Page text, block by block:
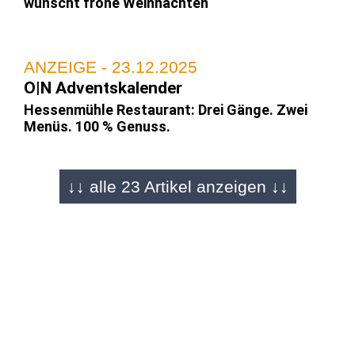
ANZEIGE - 23.12.2025
O|N Adventskalender
Hessenmühle Restaurant: Drei Gänge. Zwei
Menüs. 100 % Genuss.
ANZEIGE - 22.12.2025
↓↓ alle 23 Artikel anzeigen ↓↓